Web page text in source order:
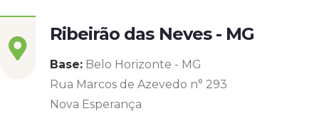
Ribeirão das Neves - MG
Base: Belo Horizonte - MG
Rua Marcos de Azevedo n° 293
Nova Esperança